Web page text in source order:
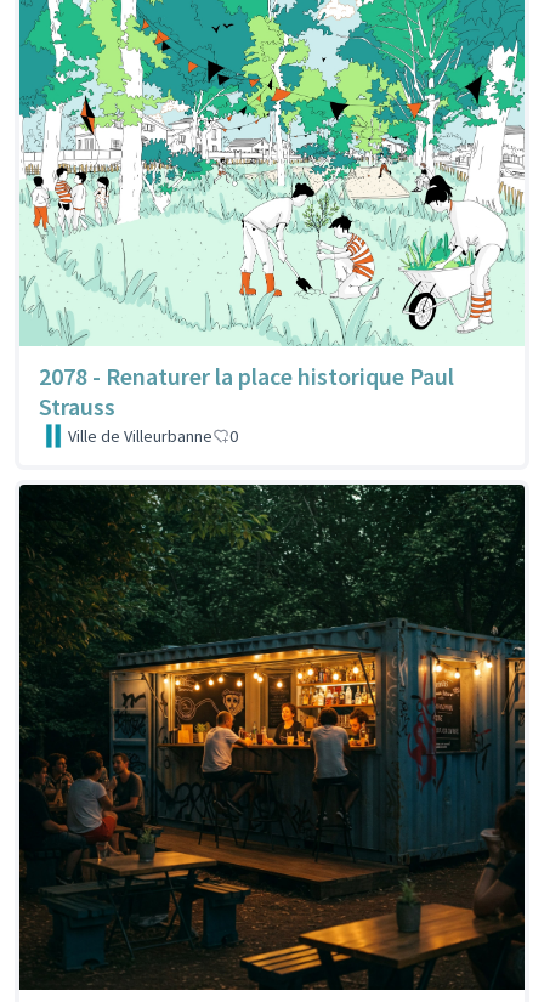
2078 - Renaturer la place historique Paul
Strauss
Ville de Villeurbanne 0